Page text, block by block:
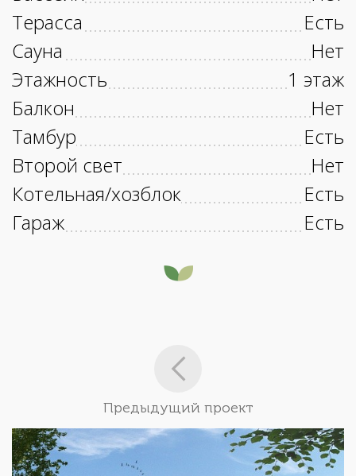
Терасса
Есть
Сауна
Нет
Этажность
1 этаж
Балкон
Нет
Тамбур
Есть
Второй свет
Нет
Котельная/хозблок
Есть
Гараж
Есть
Предыдущий проект